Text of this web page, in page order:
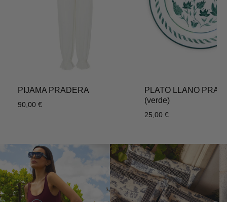
PIJAMA PRADERA
90,00 €
PLATO LLANO
(verde)
25,00 €